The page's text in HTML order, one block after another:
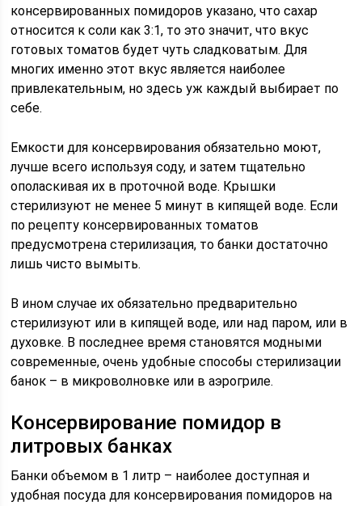
консервированных помидоров указано, что сахар
относится к соли как 3:1, то это значит, что вкус
готовых томатов будет чуть сладковатым. Для
многих именно этот вкус является наиболее
привлекательным, но здесь уж каждый выбирает по
себе.
Емкости для консервирования обязательно моют,
лучше всего используя соду, и затем тщательно
ополаскивая их в проточной воде. Крышки
стерилизуют не менее 5 минут в кипящей воде. Если
по рецепту консервированных томатов
предусмотрена стерилизация, то банки достаточно
лишь чисто вымыть.
В ином случае их обязательно предварительно
стерилизуют или в кипящей воде, или над паром, или в
духовке. В последнее время становятся модными
современные, очень удобные способы стерилизации
банок – в микроволновке или в аэрогриле.
Консервирование помидор в
литровых банках
Банки объемом в 1 литр – наиболее доступная и
удобная посуда для консервирования помидоров на